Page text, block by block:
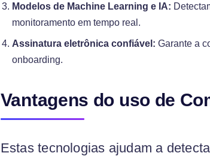
Modelos de Machine Learning e IA:
monitoramento em tempo real.
Assinatura eletrônica confiável: Garante a
onboarding.
Vantagens do uso de
Estas tecnologias ajudam a